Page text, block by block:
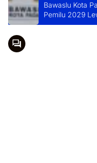
Bawaslu Kota
Pemilu 2029